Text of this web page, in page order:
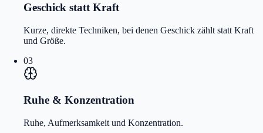
Geschick statt Kraft
Kurze, direkte Techniken, bei denen Geschick zählt statt Kraft
und Größe.
03
Ruhe & Konzentration
Ruhe, Aufmerksamkeit und Konzentration.